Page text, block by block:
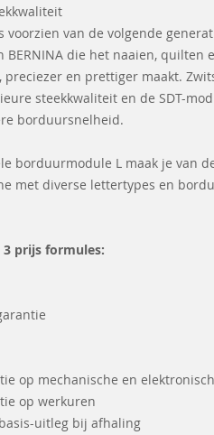
voorzien van de volgende
BERNINA die het naaien, quilten
preciezer en prettiger maakt.
steekkwaliteit en de SDT-
borduursnelheid.
borduurmodule L maak je van
met diverse lettertypes en
3 prijs formules:
op mechanische en
op werkuren
uitleg bij afhaling